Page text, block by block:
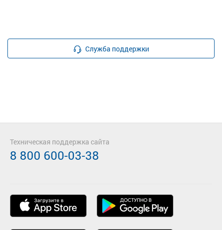
Служба поддержки
Техническая поддержка сайта
8 800 600-03-38